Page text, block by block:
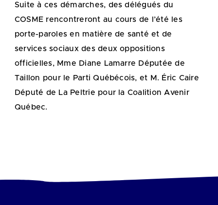
Suite à ces démarches, des délégués du
COSME rencontreront au cours de l’été les
porte-paroles en matière de santé et de
services sociaux des deux oppositions
officielles, Mme Diane Lamarre Députée de
Taillon pour le Parti Québécois, et M. Éric Caire
Député de La Peltrie pour la Coalition Avenir
Québec.